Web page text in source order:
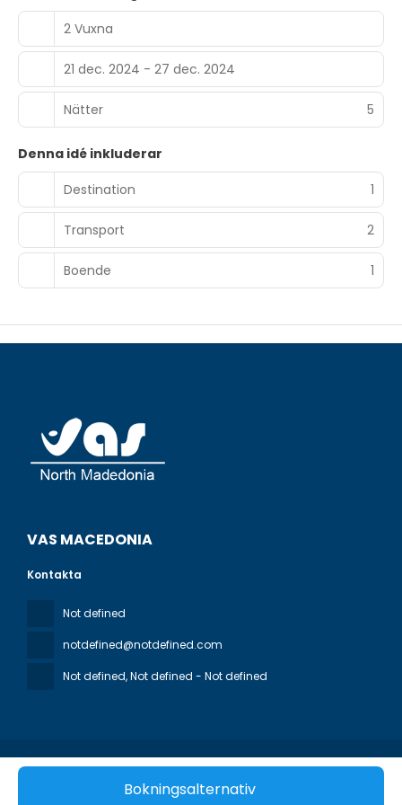
Bokningsalternativ
2 Vuxna
21 dec. 2024 - 27 dec. 2024
Nätter 5
Denna idé inkluderar
Destination
1
Transport 2
Boende 1
VAS MACEDONIA
Kontakta
Not defined
notdefined@notdefined.com
Not defined, Not defined - Not defined